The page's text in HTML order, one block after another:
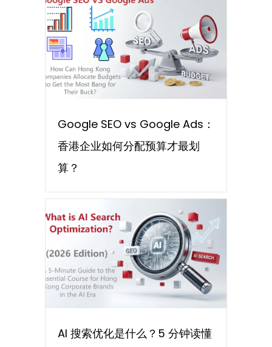
Google SEO vs Google Ads：
香港企业如何分配预算才最划
算？
AI 搜索优化是什么？5 分钟读懂